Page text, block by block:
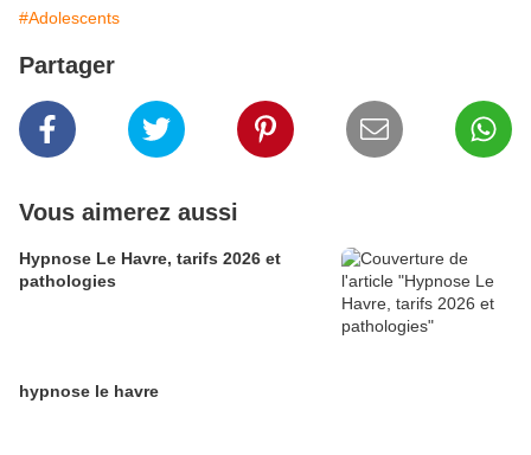
#Adolescents
Partager
Vous aimerez aussi
Hypnose Le Havre, tarifs 2026 et
pathologies
hypnose le havre